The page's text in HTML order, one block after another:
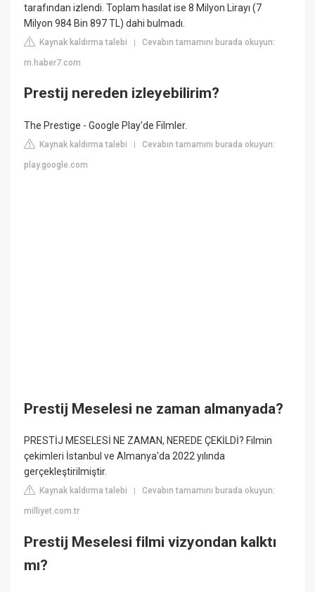
tarafından izlendi. Toplam hasılat ise 8 Milyon Lirayı (7
Milyon 984 Bin 897 TL) dahi bulmadı.
Kaynak kaldırma talebi |Cevabın tamamını burada okuyun:
m.haber7.com
Prestij nereden izleyebilirim?
The Prestige - Google Play'de Filmler.
Kaynak kaldırma talebi |Cevabın tamamını burada okuyun:
play.google.com
Prestij Meselesi ne zaman almanyada?
PRESTİJ MESELESİ NE ZAMAN, NEREDE ÇEKİLDİ? Filmin
çekimleri İstanbul ve Almanya'da 2022 yılında
gerçekleştirilmiştir.
Kaynak kaldırma talebi |Cevabın tamamını burada okuyun:
milliyet.com.tr
Prestij Meselesi filmi vizyondan kalktı
mı?